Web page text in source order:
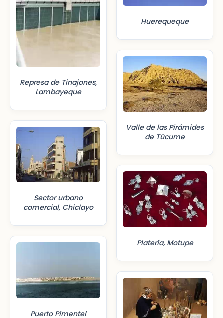
Represa de Tinajones,
Lambayeque
Sector urbano
comercial, Chiclayo
Puerto Pimentel
Huerequeque
Valle de las Pirámides
de Túcume
Platería, Motupe